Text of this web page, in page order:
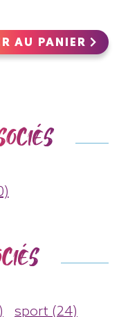
AU PANIER
sport (24)